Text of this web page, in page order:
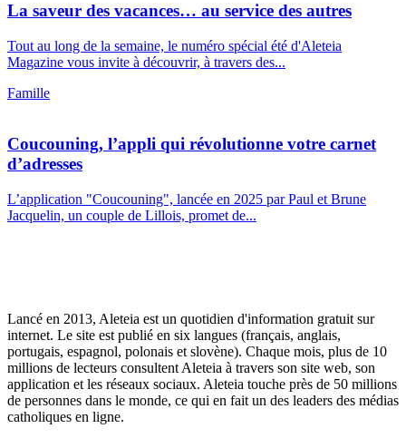
La saveur des vacances… au service des autres
Tout au long de la semaine, le numéro spécial été d'Aleteia
Magazine vous invite à découvrir, à travers des...
Famille
Coucouning, l’appli qui révolutionne votre carnet
d’adresses
L’application "Coucouning", lancée en 2025 par Paul et Brune
Jacquelin, un couple de Lillois, promet de...
Lancé en 2013, Aleteia est un quotidien d'information gratuit sur
internet. Le site est publié en six langues (français, anglais,
portugais, espagnol, polonais et slovène). Chaque mois, plus de 10
millions de lecteurs consultent Aleteia à travers son site web, son
application et les réseaux sociaux. Aleteia touche près de 50 millions
de personnes dans le monde, ce qui en fait un des leaders des médias
catholiques en ligne.